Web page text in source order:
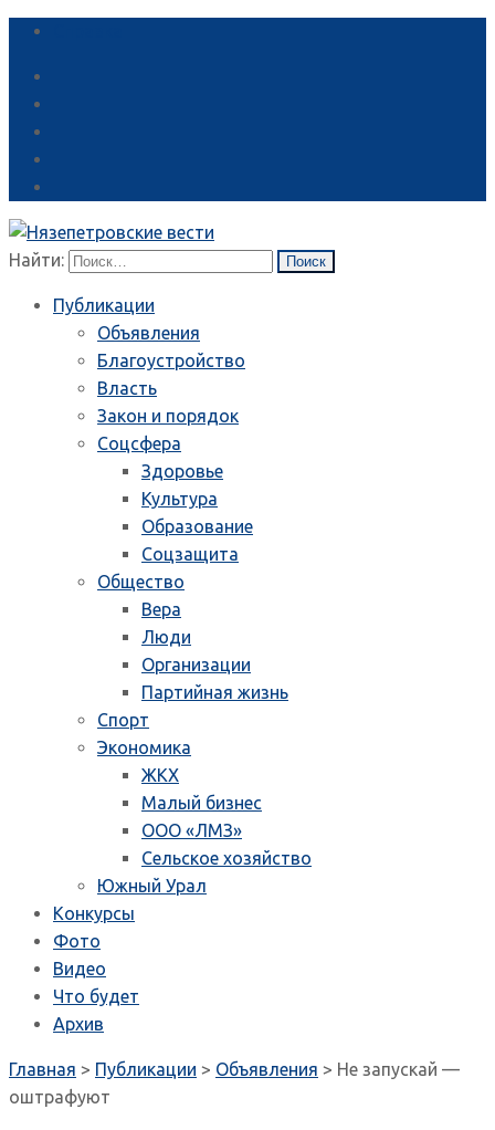
Найти:
Публикации
Объявления
Благоустройство
Власть
Закон и порядок
Соцсфера
Здоровье
Культура
Образование
Соцзащита
Общество
Вера
Люди
Организации
Партийная жизнь
Спорт
Экономика
ЖКХ
Малый бизнес
ООО «ЛМЗ»
Сельское хозяйство
Южный Урал
Конкурсы
Фото
Видео
Что будет
Архив
Главная > Публикации > Объявления > Не запускай —
оштрафуют